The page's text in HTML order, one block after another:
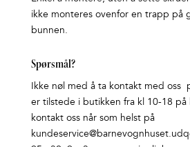
ikke monteres ovenfor en trapp på
bunnen.
Spørsmål?
Ikke nøl med å ta kontakt med oss
er tilstede i butikken fra kl 10-18 på
kontakt oss når som helst på